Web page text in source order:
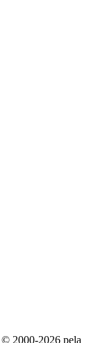
© 2000-2026 pela